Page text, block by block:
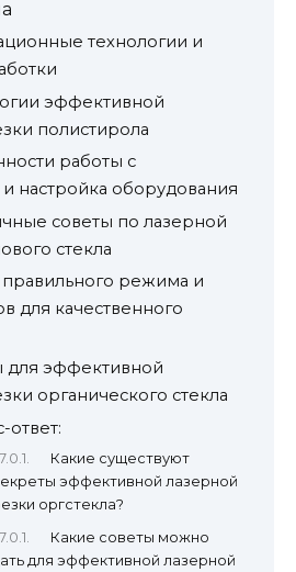
технологии и
эффективной
полистирола
работы с
настройка оборудования
советы по лазерной
стекла
режима и
для качественного
для эффективной
органического стекла
ответ:
Какие существуют
эффективной лазерной
оргстекла?
Какие советы можно
для эффективной лазерной